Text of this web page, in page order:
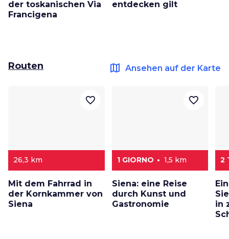
der toskanischen Via
Francigena
entdecken gilt
Routen map Ansehen auf der Karte
26,3 km
Mit dem Fahrrad in
der Kornkammer von
Siena
favorite_border
1 GIORNO 1,5 km
Siena: eine Reise
durch Kunst und
Gastronomie
favorite_border
2
in